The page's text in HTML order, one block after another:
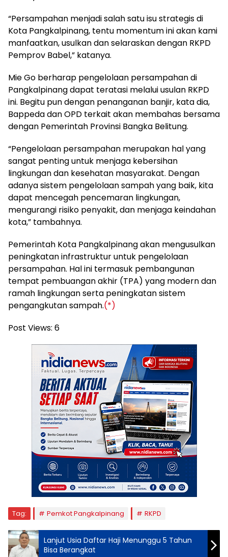
“Persampahan menjadi salah satu isu strategis di
Kota Pangkalpinang, tentu momentum ini akan kami
manfaatkan, usulkan dan selaraskan dengan RKPD
Pemprov Babel,” katanya.
Mie Go berharap pengelolaan persampahan di
Pangkalpinang dapat teratasi melalui usulan RKPD
ini. Begitu pun dengan penanganan banjir, kata dia,
Bappeda dan OPD terkait akan membahas bersama
dengan Pemerintah Provinsi Bangka Belitung.
“Pengelolaan persampahan merupakan hal yang
sangat penting untuk menjaga kebersihan
lingkungan dan kesehatan masyarakat. Dengan
adanya sistem pengelolaan sampah yang baik, kita
dapat mencegah pencemaran lingkungan,
mengurangi risiko penyakit, dan menjaga keindahan
kota,” tambahnya.
Pemerintah Kota Pangkalpinang akan mengusulkan
peningkatan infrastruktur untuk pengelolaan
persampahan. Hal ini termasuk pembangunan
tempat pembuangan akhir (TPA) yang modern dan
ramah lingkungan serta peningkatan sistem
pengangkutan sampah.(*)
Post Views: 6
Tag: Pemkot Pangkalpinang RKPD
Lanjut Usia Daftar Haji Menunggu 5 Tahun
Bisa Berangkat